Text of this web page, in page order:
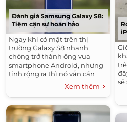
Đánh giá Samsung Galaxy S8:
Tiệm cận sự hoàn hảo
Ngay khi có mặt trên thị
trường Galaxy S8 nhanh
chóng trở thành ông vua
smartphone Android, nhưng
tính rộng ra thì nó vẫn cần
một chút “gia vị” để thực sự
Xem thêm
sẽ